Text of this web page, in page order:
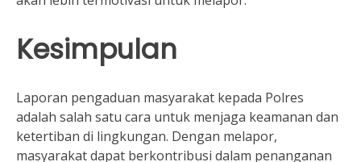
Kesimpulan
Laporan pengaduan masyarakat kepada Polres
adalah salah satu cara untuk menjaga keamanan dan
ketertiban di lingkungan. Dengan melapor,
masyarakat dapat berkontribusi dalam penanganan